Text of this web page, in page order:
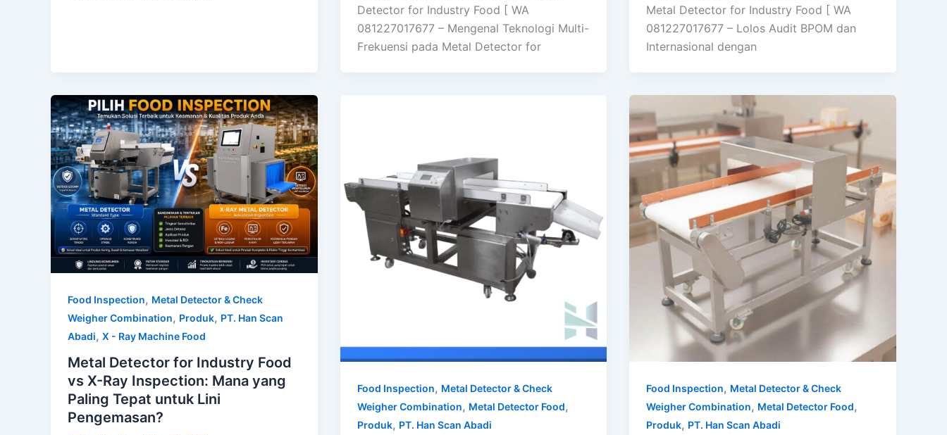
Detector for Industry Food [ WA
081227017677 – Mengenal Teknologi Multi-
Frekuensi pada Metal Detector for
Metal Detector for Industry Food [ WA
081227017677 – Lolos Audit BPOM dan
Internasional dengan
Food Inspection, Metal Detector & Check
Weigher Combination, Produk, PT. Han Scan
Abadi, X - Ray Machine Food
Metal Detector for Industry Food
vs X-Ray Inspection: Mana yang
Paling Tepat untuk Lini
Pengemasan?
Food Inspection, Metal Detector & Check
Weigher Combination, Metal Detector Food,
Produk, PT. Han Scan Abadi
Food Inspection, Metal Detector & Check
Weigher Combination, Metal Detector Food,
Produk, PT. Han Scan Abadi